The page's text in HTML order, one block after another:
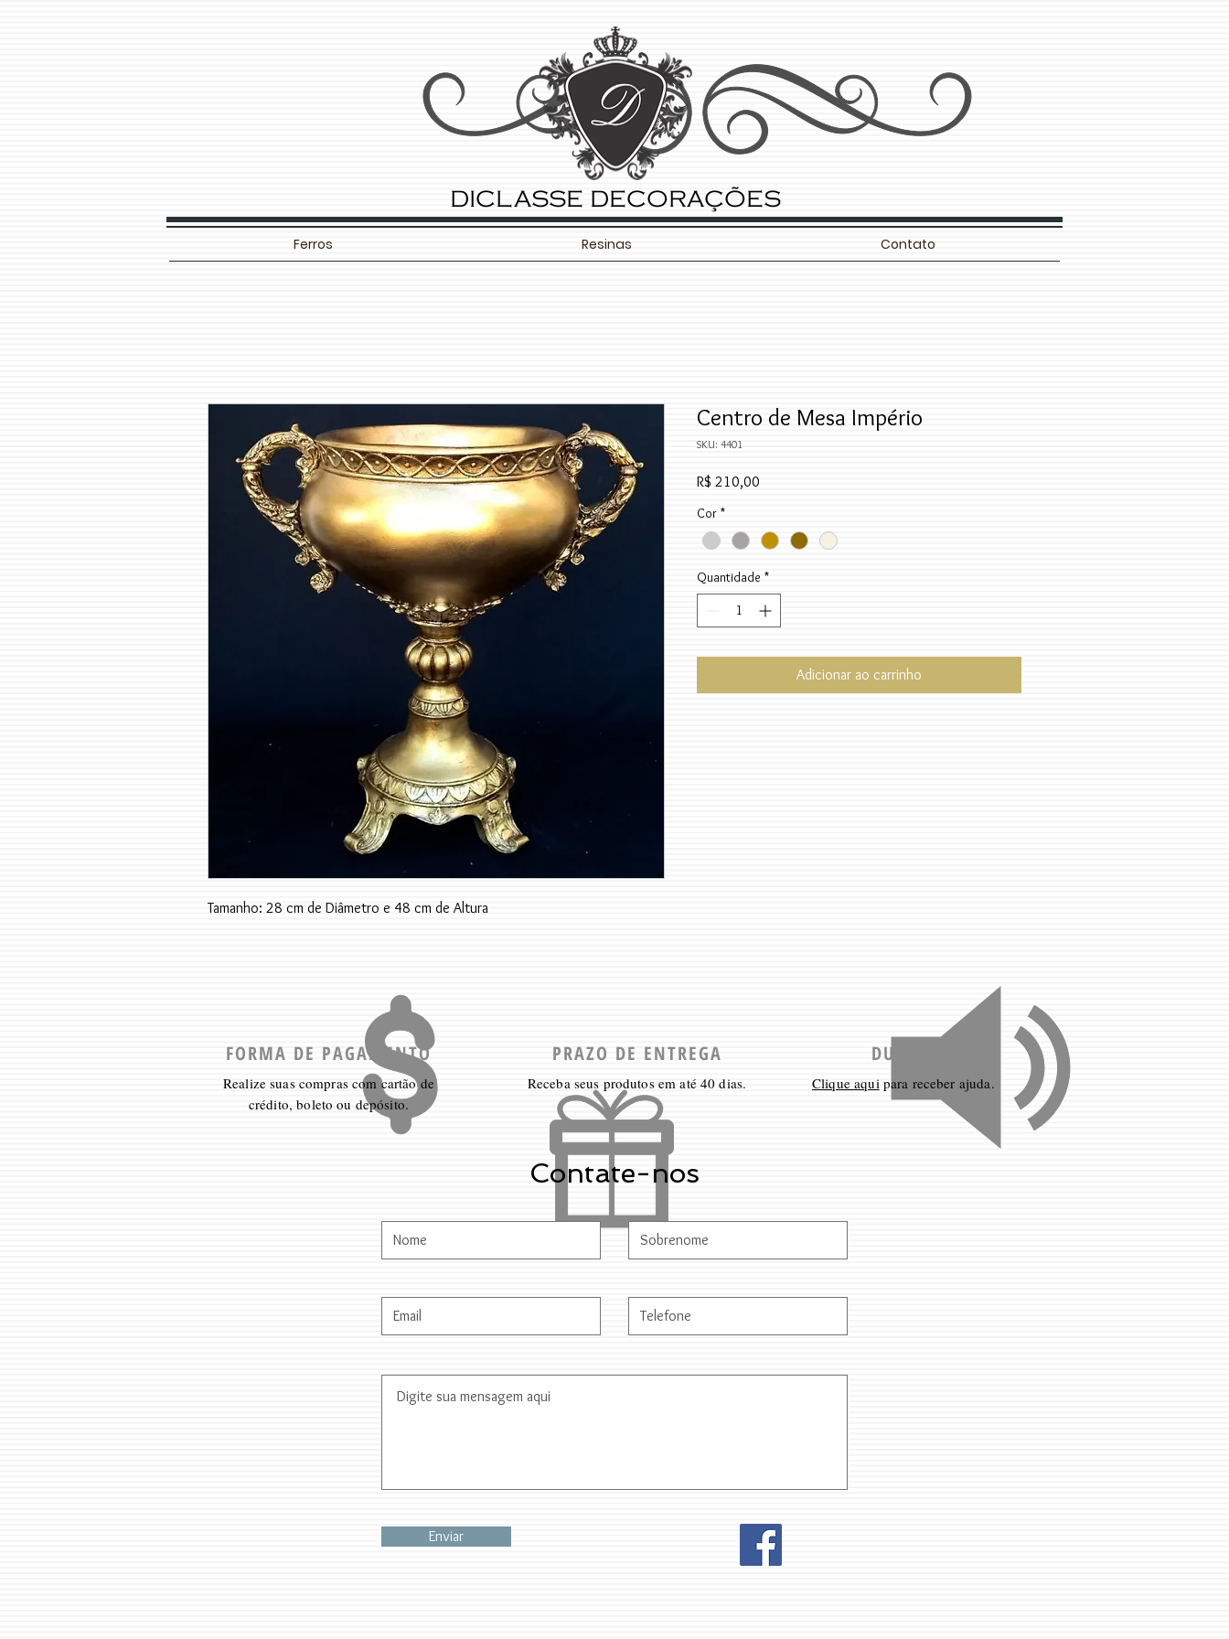
DICLASSE DECORAÇÕES
Ferros Resinas Contato
Tamanho: 28 cm de Diâmetro e 48 cm de Altura
Centro de Mesa Império
SKU: 4401
R$ 210,00
Cor *
Quantidade *
Adicionar ao carrinho
FORMA DE PAGAMENTO
Realize suas compras com cartão de
crédito, boleto ou depósito.
PRAZO DE ENTREGA
Receba seus produtos em até 40 dias.
DUVIDAS?
Clique aquipara receber ajuda.
Contate-nos
Enviar